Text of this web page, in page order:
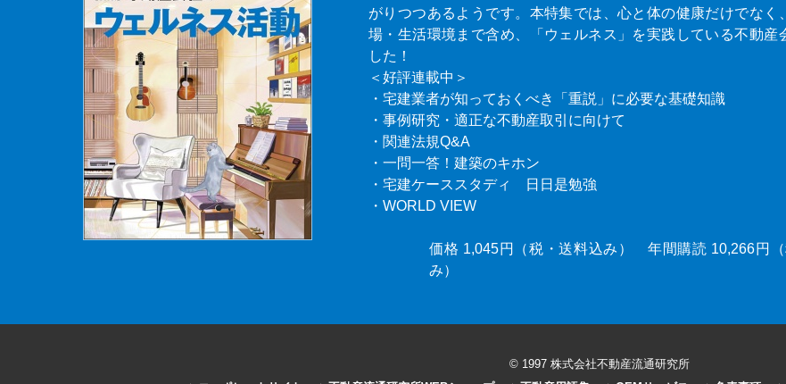
がりつつあるようです。本特集では、心と体の健康だけでなく
場・生活環境まで含め、「ウェルネス」を実践している不動産
した！
＜好評連載中＞
・宅建業者が知っておくべき「重説」に必要な基礎知識
・事例研究・適正な不動産取引に向けて
・関連法規Q&A
・一問一答！建築のキホン
・宅建ケーススタディ 日日是勉強
・WORLD VIEW
価格 1,045円（税・送料込み） 年間購読 10,266円
み）
© 1997 株式会社不動産流通研究所